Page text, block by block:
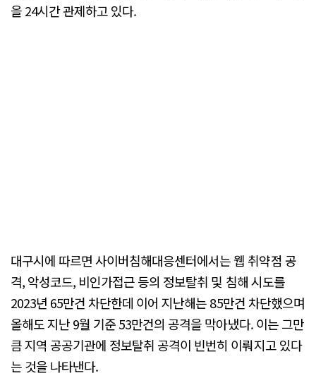
을 24시간 관제하고 있다.
대구시에 따르면 사이버침해대응센터에서는 웹 취약점 공
격, 악성코드, 비인가접근 등의 정보탈취 및 침해 시도를
2023년 65만건 차단한데 이어 지난해는 85만건 차단했으며
올해도 지난 9월 기준 53만건의 공격을 막아냈다. 이는 그만
큼 지역 공공기관에 정보탈취 공격이 빈번히 이뤄지고 있다
는 것을 나타낸다.